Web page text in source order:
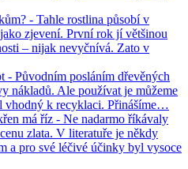
- Tahle rostlina působí v
zjevení. První rok jí většinou
– nijak nevyčnívá. Zato v
- Původním posláním dřevěných
nákladů. Ale používat je můžeme
vhodný k recyklaci. Přinášíme…
má říz - Ne nadarmo říkávaly
zlata. V literatuře je někdy
a pro své léčivé účinky byl vysoce